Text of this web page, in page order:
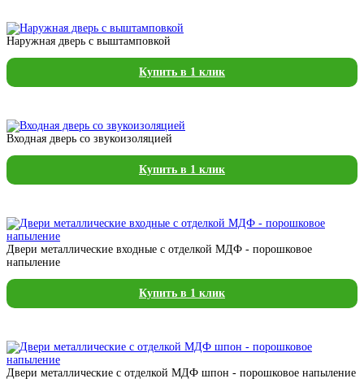
Наружная дверь с выштамповкой
Купить в 1 клик
Входная дверь со звукоизоляцией
Купить в 1 клик
Двери металлические входные с отделкой МДФ - порошковое
напыление
Купить в 1 клик
Двери металлические с отделкой МДФ шпон - порошковое напыление